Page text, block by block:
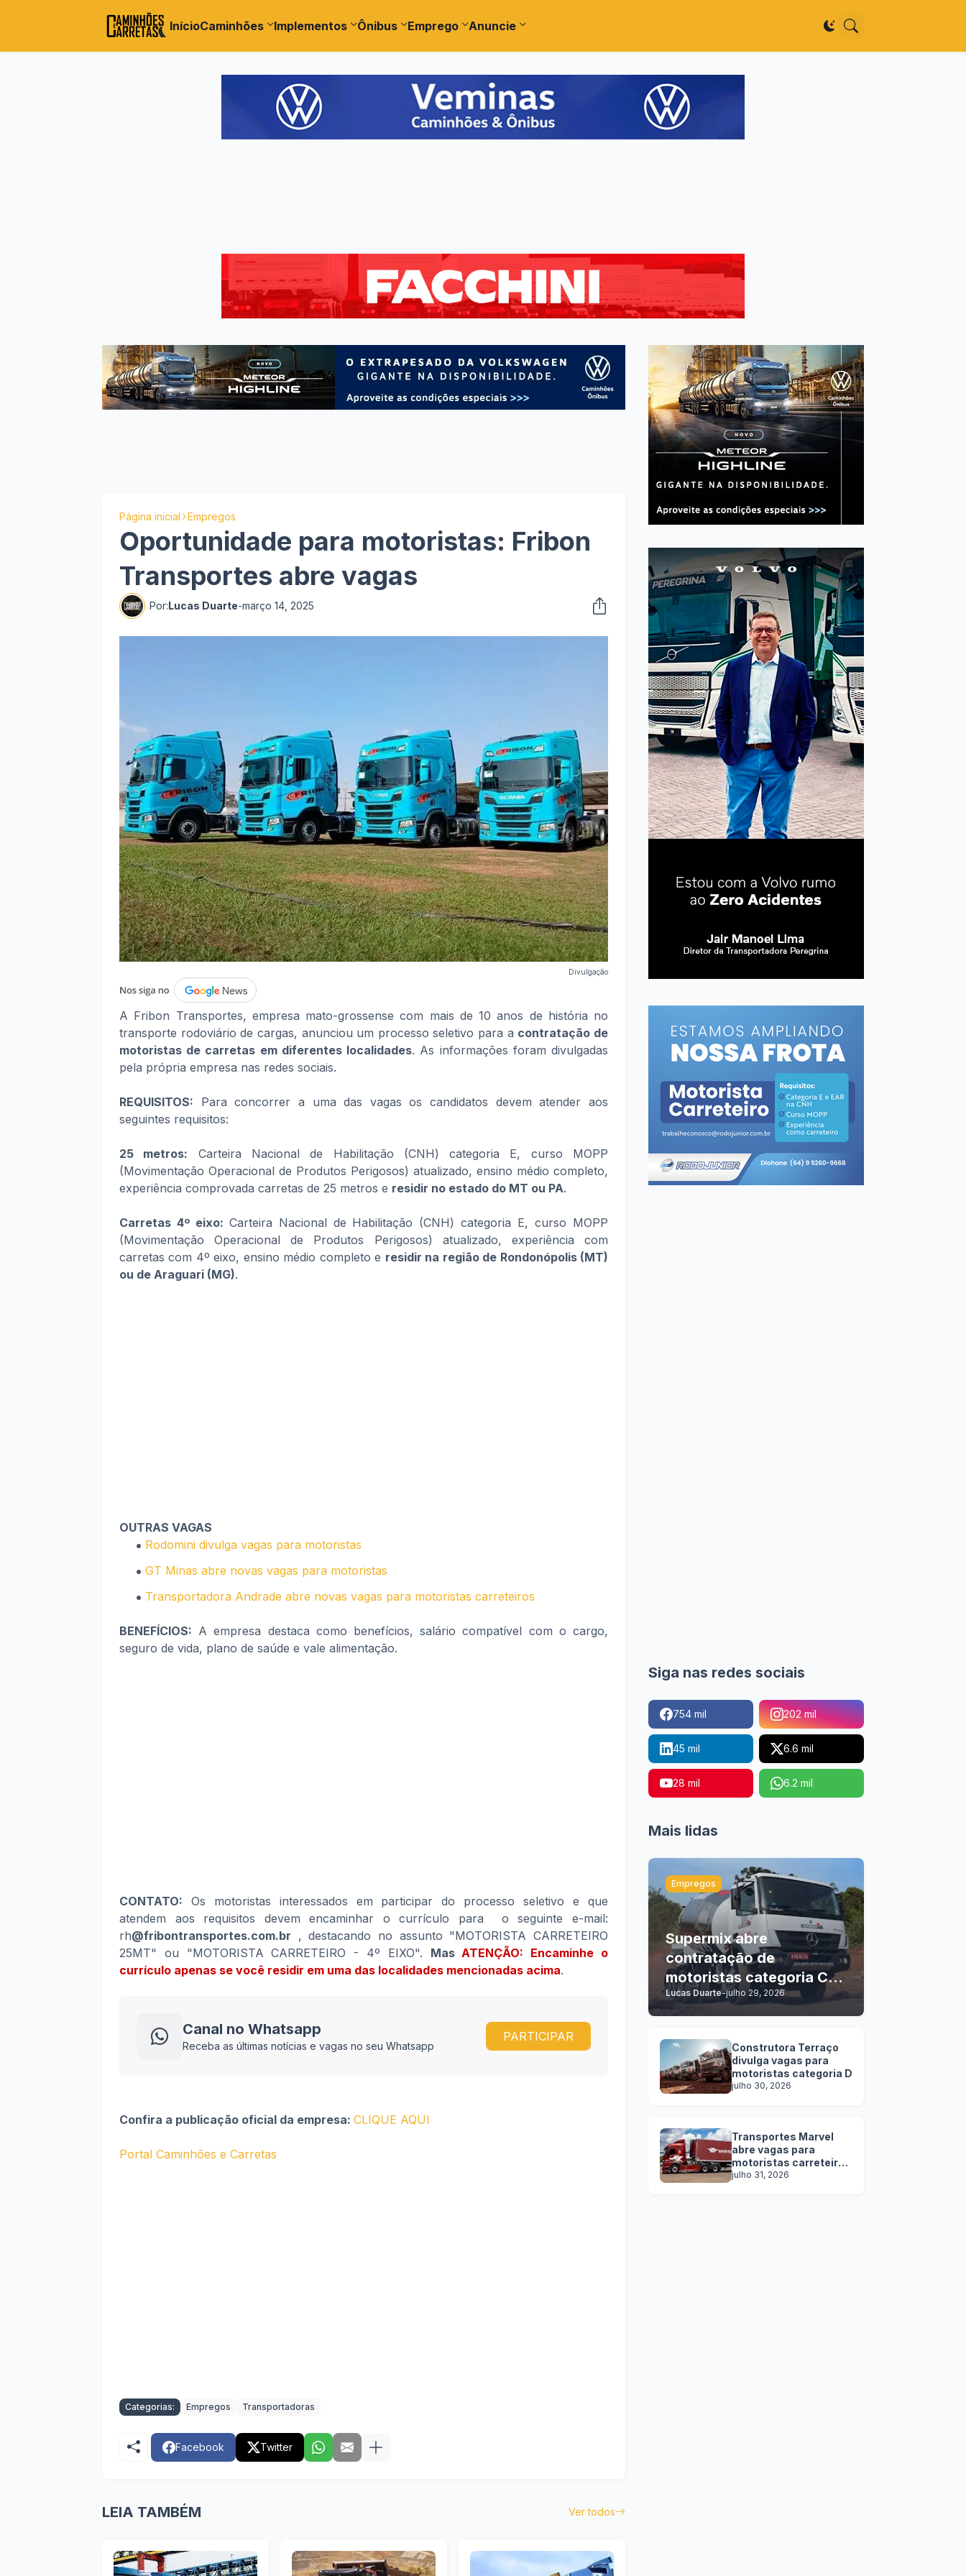
InícioCaminhões Implementos Ônibus Emprego Anuncie
Página inicial Empregos
Oportunidade para motoristas: Fribon
Transportes abre vagas
Por:Lucas Duarte-março 14, 2025
Divulgação
A Fribon Transportes, empresa mato-grossense com mais de 10 anos de história no
transporte rodoviário de cargas, anunciou um processo seletivo para a contratação de
motoristas de carretas em diferentes localidades. As informações foram divulgadas
pela própria empresa nas redes sociais.
REQUISITOS: Para concorrer a uma das vagas os candidatos devem atender aos
seguintes requisitos:
25 metros: Carteira Nacional de Habilitação (CNH) categoria E, curso MOPP
(Movimentação Operacional de Produtos Perigosos) atualizado, ensino médio completo,
experiência comprovada carretas de 25 metros e residir no estado do MT ou PA.
Carretas 4º eixo: Carteira Nacional de Habilitação (CNH) categoria E, curso MOPP
(Movimentação Operacional de Produtos Perigosos) atualizado, experiência com
carretas com 4º eixo, ensino médio completo e residir na região de Rondonópolis (MT)
ou de Araguari (MG).
OUTRAS VAGAS
Rodomini divulga vagas para motoristas
GT Minas abre novas vagas para motoristas
Transportadora Andrade abre novas vagas para motoristas carreteiros
BENEFÍCIOS: A empresa destaca como benefícios, salário compatível com o cargo,
seguro de vida, plano de saúde e vale alimentação.
CONTATO: Os motoristas interessados em participar do processo seletivo e que
atendem aos requisitos devem encaminhar o currículo para o seguinte e-mail:
rh@fribontransportes.com.br , destacando no assunto "MOTORISTA CARRETEIRO
25MT" ou "MOTORISTA CARRETEIRO - 4º EIXO". MasATENÇÃO: Encaminhe o
currículo apenas se você residir em uma das localidades mencionadas acima.
Canal no Whatsapp
Receba as últimas notícias e vagas no seu Whatsapp
PARTICIPAR
Confira a publicação oficial da empresa: CLIQUE AQUI
Portal Caminhões e Carretas
Categorias: Empregos Transportadoras
Facebook Twitter
LEIA TAMBÉM Ver todos
Siga nas redes sociais
754 mil 202 mil
45 mil 6.6 mil
28 mil 6.2 mil
Mais lidas
Empregos
Supermix abre
contratação de
motoristas categoria C, D
e E
Lucas Duarte-julho 29, 2026
Construtora Terraço
divulga vagas para
motoristas categoria D
julho 30, 2026
Transportes Marvel
abre vagas para
motoristas carreteiros
SEM EXPERIÊNCIA
julho 31, 2026